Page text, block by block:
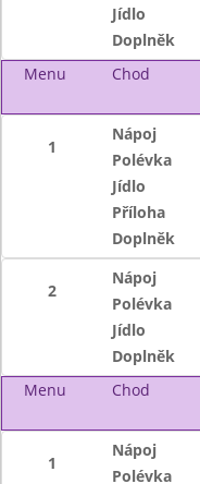
Jídlo
Doplněk
Menu
Chod
1
Nápoj
Polévka
Jídlo
Příloha
Doplněk
2
Nápoj
Polévka
Jídlo
Doplněk
Menu
Chod
1
Nápoj
Polévka